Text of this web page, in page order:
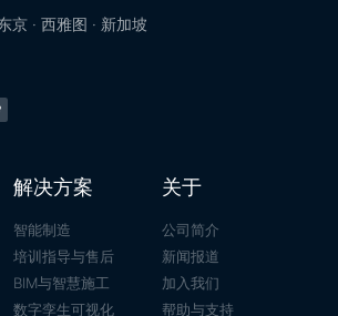
京 · 西雅图 · 新加坡
解决方案
智能制造
培训指导与售后
BIM与智慧施工
数字孪生可视化
关于
公司简介
新闻报道
加入我们
帮助与支持